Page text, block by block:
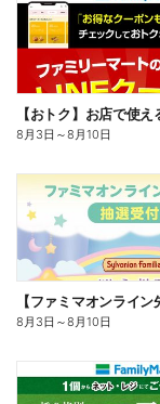
8月3日 ～8月10日
8月3日 ～8月10日